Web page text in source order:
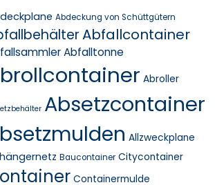
Abdeckung von Schüttgütern
Abfallcontainer
Abfalltonne
Abroller
Absetzcontainer
Allzweckplane
Baucontainer Citycontainer
Containermulde